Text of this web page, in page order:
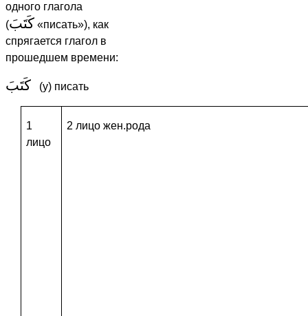
одного глагола
(كَتَبَ «писать»), как
спрягается глагол в
прошедшем времени:
كَتَبَ (у) писать
1
лицо
2 лицо жен.рода